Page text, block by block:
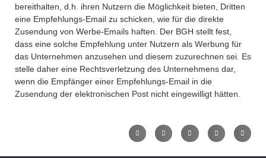
bereithalten, d.h. ihren Nutzern die Möglichkeit bieten, Dritten
eine Empfehlungs-Email zu schicken, wie für die direkte
Zusendung von Werbe-Emails haften. Der BGH stellt fest,
dass eine solche Empfehlung unter Nutzern als Werbung für
das Unternehmen anzusehen und diesem zuzurechnen sei. Es
stelle daher eine Rechtsverletzung des Unternehmens dar,
wenn die Empfänger einer Empfehlungs-Email in die
Zusendung der elektronischen Post nicht eingewilligt hätten.